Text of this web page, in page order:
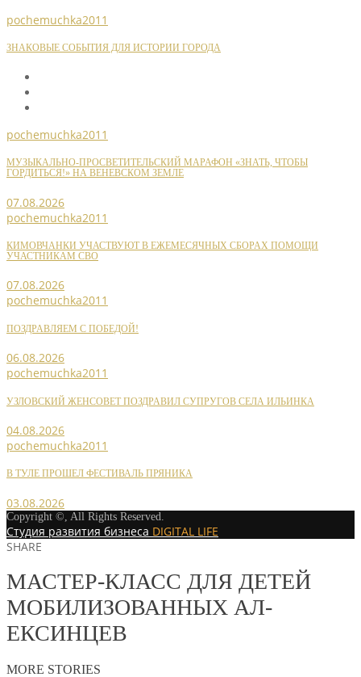
pochemuchka2011
ЗНАКОВЫЕ СОБЫТИЯ ДЛЯ ИСТОРИИ ГОРОДА
pochemuchka2011
МУЗЫКАЛЬНО-ПРОСВЕТИТЕЛЬСКИЙ МАРАФОН «ЗНАТЬ, ЧТОБЫ
ГОРДИТЬСЯ!» НА ВЕНЕВСКОМ ЗЕМЛЕ
07.08.2026
pochemuchka2011
КИМОВЧАНКИ УЧАСТВУЮТ В ЕЖЕМЕСЯЧНЫХ СБОРАХ ПОМОЩИ
УЧАСТНИКАМ СВО
07.08.2026
pochemuchka2011
ПОЗДРАВЛЯЕМ С ПОБЕДОЙ!
06.08.2026
pochemuchka2011
УЗЛОВСКИЙ ЖЕНСОВЕТ ПОЗДРАВИЛ СУПРУГОВ СЕЛА ИЛЬИНКА
04.08.2026
pochemuchka2011
В ТУЛЕ ПРОШЕЛ ФЕСТИВАЛЬ ПРЯНИКА
03.08.2026
Copyright ©, All Rights Reserved.
Студия развития бизнеса DIGITAL LIFE
SHARE
МАСТЕР-КЛАСС ДЛЯ ДЕТ­ЕЙ
МОБИЛИЗОВАННЫХ АЛ­
ЕКСИНЦЕВ
MORE STORIES